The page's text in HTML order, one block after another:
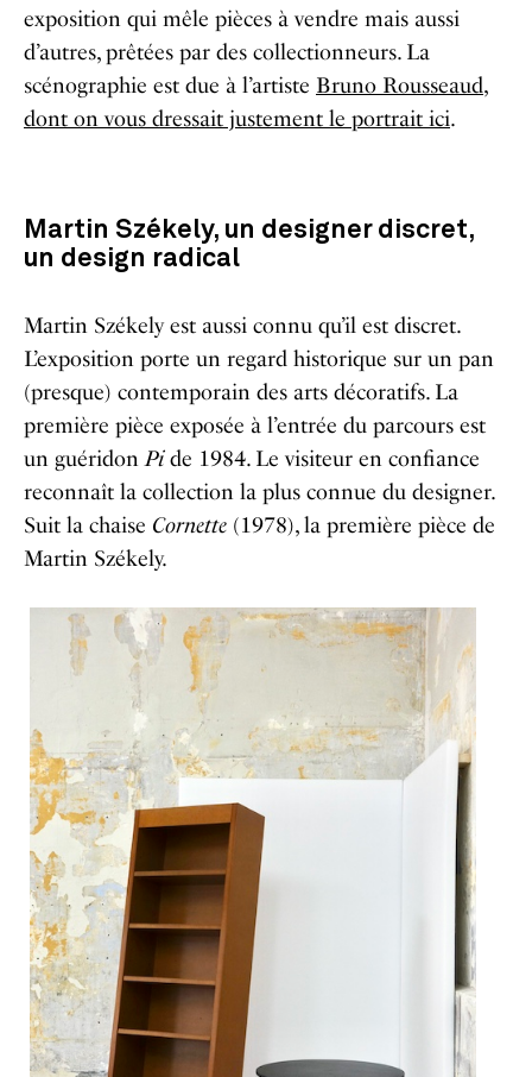
exposition qui mêle pièces à vendre mais aussi
d’autres, prêtées par des collectionneurs. La
scénographie est due à l’artiste Bruno Rousseaud,
dont on vous dressait justement le portrait ici.
Martin Székely, un designer discret,
un design radical
Martin Székely est aussi connu qu’il est discret.
L’exposition porte un regard historique sur un pan
(presque) contemporain des arts décoratifs. La
première pièce exposée à l’entrée du parcours est
un guéridonPide 1984. Le visiteur en confiance
reconnaît la collection la plus connue du designer.
Suit la chaise Cornette (1978), la première pièce de
Martin Székely.